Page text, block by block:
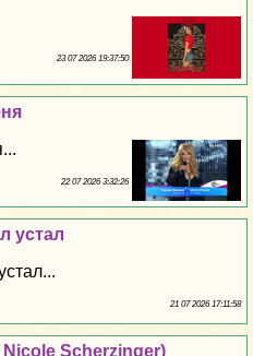
23 07 2026 19:37:50
22 07 2026 3:32:26
устал
21 07 2026 17:11:58
Scherzinger)